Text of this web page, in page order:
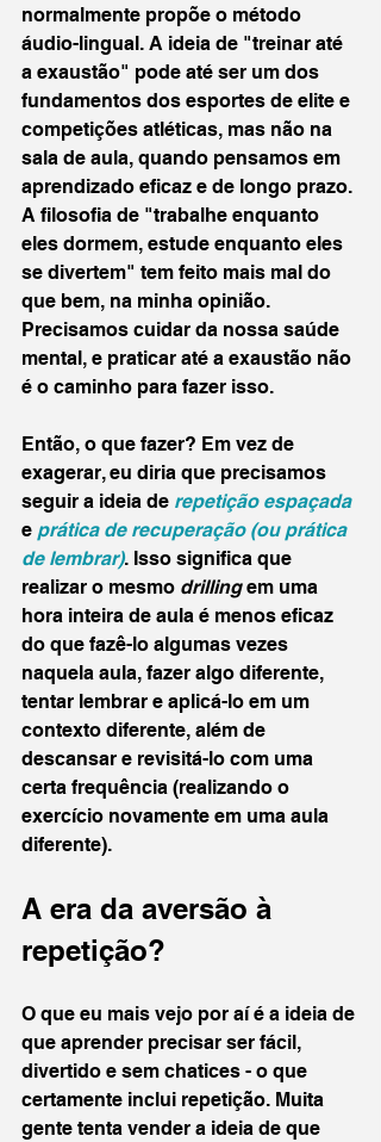
normalmente propõe o método
áudio-lingual. A ideia de "treinar até
a exaustão" pode até ser um dos
fundamentos dos esportes de elite e
competições atléticas, mas não na
sala de aula, quando pensamos em
aprendizado eficaz e de longo prazo.
A filosofia de "trabalhe enquanto
eles dormem, estude enquanto eles
se divertem" tem feito mais mal do
que bem, na minha opinião.
Precisamos cuidar da nossa saúde
mental, e praticar até a exaustão não
é o caminho para fazer isso.
Então, o que fazer? Em vez de
exagerar, eu diria que precisamos
seguir a ideia de repetição espaçada
e prática de recuperação (ou prática
de lembrar). Isso significa que
realizar o mesmo drilling em uma
hora inteira de aula é menos eficaz
do que fazê-lo algumas vezes
naquela aula, fazer algo diferente,
tentar lembrar e aplicá-lo em um
contexto diferente, além de
descansar e revisitá-lo com uma
certa frequência (realizando o
exercício novamente em uma aula
diferente).
A era da aversão à
repetição?
O que eu mais vejo por aí é a ideia de
que aprender precisar ser fácil,
divertido e sem chatices - o que
certamente inclui repetição. Muita
gente tenta vender a ideia de que